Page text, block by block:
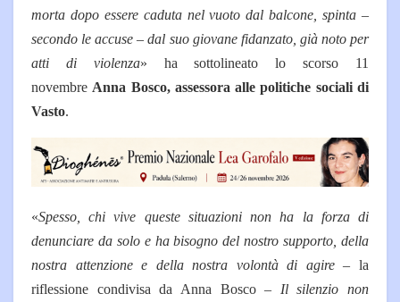
morta dopo essere caduta nel vuoto dal balcone, spinta –
secondo le accuse – dal suo giovane fidanzato, già noto per
atti di violenza» ha sottolineato lo scorso 11
novembre Anna Bosco, assessora alle politiche sociali di
Vasto.
«Spesso, chi vive queste situazioni non ha la forza di
denunciare da solo e ha bisogno del nostro supporto, della
nostra attenzione e della nostra volontà di agire– la
riflessione condivisa da Anna Bosco – Il silenzio non